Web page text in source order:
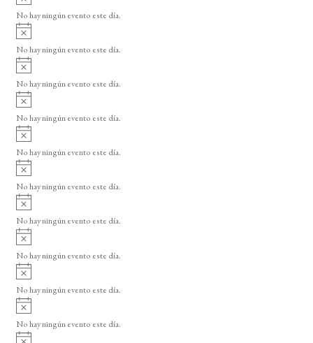
o
v
i
o
No hay ningún evento este día.
A
v
i
o
No hay ningún evento este día.
A
v
i
o
No hay ningún evento este día.
A
v
i
o
No hay ningún evento este día.
A
v
i
o
No hay ningún evento este día.
A
v
i
o
No hay ningún evento este día.
A
v
i
o
No hay ningún evento este día.
A
v
i
o
No hay ningún evento este día.
A
v
i
o
No hay ningún evento este día.
A
v
i
No hay ningún evento este día.
A